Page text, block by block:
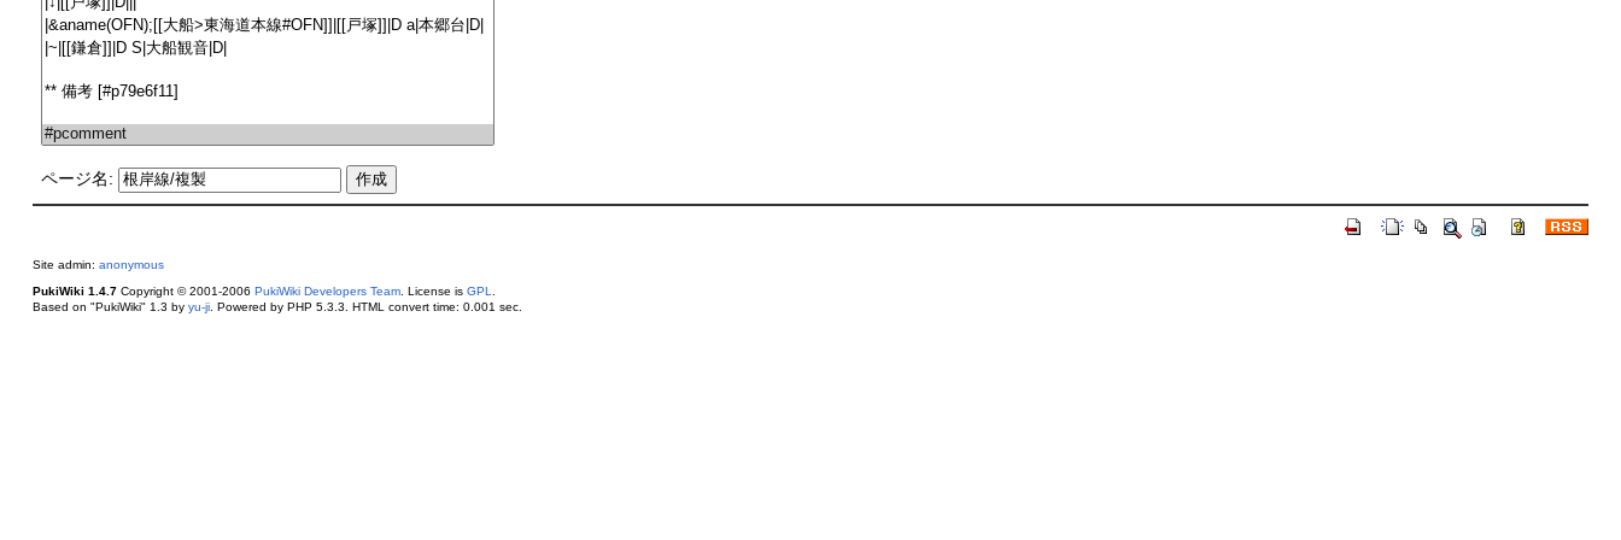
ページ名:
Site admin: anonymous
PukiWiki 1.4.7Copyright © 2001-2006 PukiWiki Developers Team. License is GPL
Based on "PukiWiki" 1.3 by yu-ji. Powered by PHP 5.3.3. HTML convert time: 0.001 sec.